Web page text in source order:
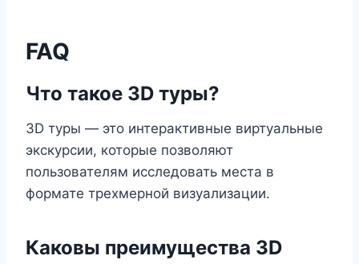
FAQ
Что такое 3D туры?
3D туры — это интерактивные виртуальные
экскурсии, которые позволяют
пользователям исследовать места в
формате трехмерной визуализации.
Каковы преимущества 3D